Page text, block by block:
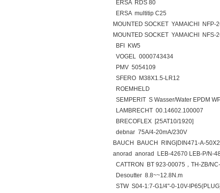
ERSA RDS 80
ERSA multitip C25
MOUNTED SOCKET YAMAICHI NFP-
MOUNTED SOCKET YAMAICHI NFS-
BFI KW5
VOGEL 0000743434
PMV 5054109
SFERO M38X1.5-LR12
ROEMHELD
SEMPERIT S Wasser/Water EPDM
LAMBRECHT 00.14602.100007
BRECOFLEX [25AT10/1920]
debnar 75A/4-20mA/230V
BAUCH BAUCH RING|DIN471-A-
anorad anorad LEB-42670 LEB-P/N-
CATTRON BT 923-00075，TH-ZB/
Desoutter 8.8~~12.8N.m
STW S04-1:7-G1/4"-0-10V-